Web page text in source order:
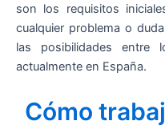
son los requisitos
cualquier problema o
las posibilidades entre
actualmente en España.
Cómo